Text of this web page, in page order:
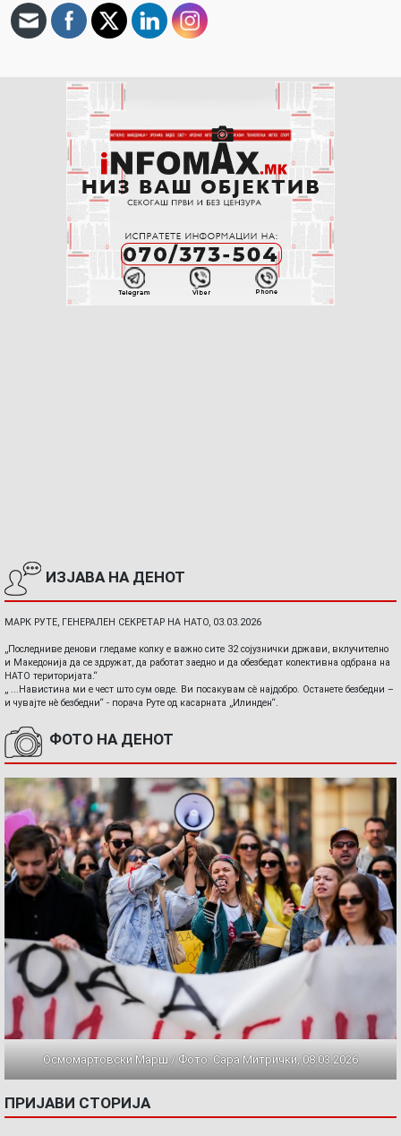
ИЗЈАВА НА ДЕНОТ
МАРК РУТЕ, ГЕНЕРАЛЕН СЕКРЕТАР НА НАТО, 03.03.2026
„Последниве денови гледаме колку е важно сите 32 сојузнички држави, вклучително
и Македонија да се здружат, да работат заедно и да обезбедат колективна одбрана на
НАТО територијата.“
„ ...Навистина ми е чест што сум овде. Ви посакувам сè најдобро. Останете безбедни –
и чувајте нè безбедни“ - порача Руте од касарната „Илинден“.
ФОТО НА ДЕНОТ
Осмомартовски Марш / Фото: Сара Митрички, 08.03.2026
ПРИЈАВИ СТОРИЈА